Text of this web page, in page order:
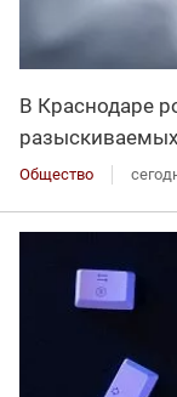
В Краснодаре
Общество